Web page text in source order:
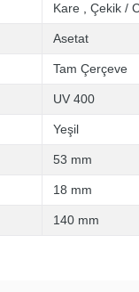
Kare Çekik /
Asetat
Tam Çerçeve
UV 400
Yeşil
53 mm
18 mm
140 mm